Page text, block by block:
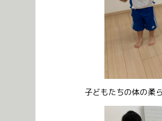
子どもたちの体の柔